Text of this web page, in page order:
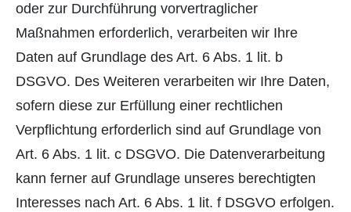
oder zur Durchführung vorvertraglicher
Maßnahmen erforderlich, verarbeiten wir Ihre
Daten auf Grundlage des Art. 6 Abs. 1 lit. b
DSGVO. Des Weiteren verarbeiten wir Ihre Daten,
sofern diese zur Erfüllung einer rechtlichen
Verpflichtung erforderlich sind auf Grundlage von
Art. 6 Abs. 1 lit. c DSGVO. Die Datenverarbeitung
kann ferner auf Grundlage unseres berechtigten
Interesses nach Art. 6 Abs. 1 lit. f DSGVO erfolgen.